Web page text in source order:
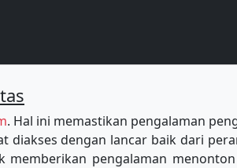
. Hal ini memastikan pengalaman
diakses dengan lancar baik dari
pengalaman